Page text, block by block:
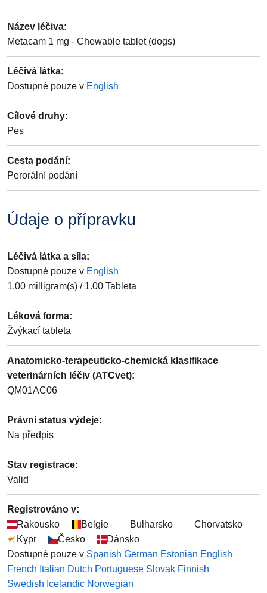
Název léčiva:
Metacam 1 mg - Chewable tablet (dogs)
Léčivá látka:
Dostupné pouze v English
Cílové druhy:
Pes
Cesta podání:
Perorální podání
Údaje o přípravku
Léčivá látka a síla:
Dostupné pouze v English
1.00 milligram(s) / 1.00 Tableta
Léková forma:
Žvýkací tableta
Anatomicko-terapeuticko-chemická klasifikace
veterinárních léčiv (ATCvet):
QM01AC06
Právní status výdeje:
Na předpis
Stav registrace:
Valid
Registrováno v:
Rakousko
Belgie Bulharsko
Chorvatsko
Kypr
Česko
Dánsko
Dostupné pouze v Spanish German Estonian English
French Italian Dutch Portuguese Slovak Finnish
Swedish Icelandic Norwegian